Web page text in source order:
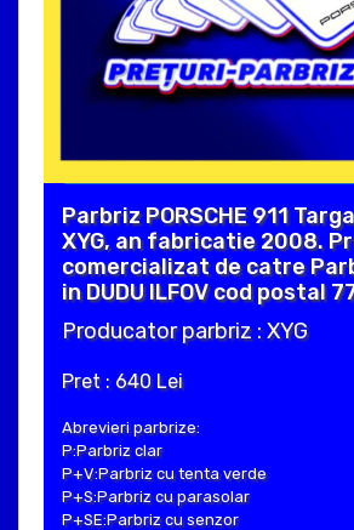
Parbriz PORSCHE 911
XYG, an fabricatie 2008.
comercializat de catre
in DUDU ILFOV cod postal
Producator parbriz : XYG
Pret : 640 Lei
Abrevieri parbrize:
P:Parbriz clar
P+V:Parbriz cu tenta verde
P+S:Parbriz cu parasolar
P+SE:Parbriz cu senzor